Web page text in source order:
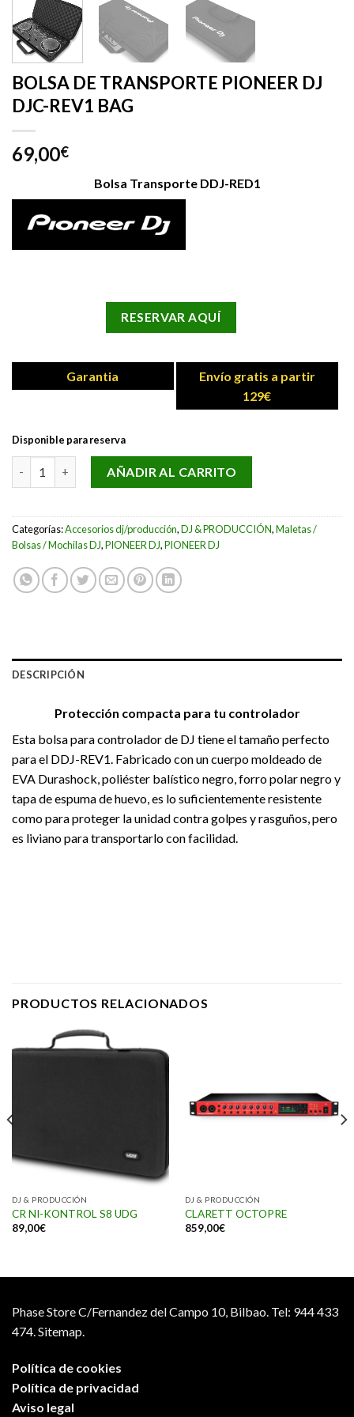
BOLSA DE TRANSPORTE PIONEER DJ
DJC-REV1 BAG
69,00€
Bolsa Transporte DDJ-RED1
RESERVAR AQUÍ
Garantia
Envío gratis a partir
129€
Disponible para reserva
BOLSA DE TRANSPORTE PIONEER DJ DJC-REV1 BAG cantidad
AÑADIR AL CARRITO
Categorías:Accesorios dj/producción,DJ & PRODUCCIÓN,Maletas /
Bolsas / Mochilas DJ,PIONEER DJ,PIONEER DJ
DESCRIPCIÓN
Protección compacta para tu controlador
Esta bolsa para controlador de DJ tiene el tamaño perfecto
para el DDJ-REV1. Fabricado con un cuerpo moldeado de
EVA Durashock, poliéster balístico negro, forro polar negro y
tapa de espuma de huevo, es lo suficientemente resistente
como para proteger la unidad contra golpes y rasguños, pero
es liviano para transportarlo con facilidad.
PRODUCTOS RELACIONADOS
DJ & PRODUCCIÓN
CR NI-KONTROL S8 UDG
89,00€
DJ & PRODUCCIÓN
CLARETT OCTOPRE
859,00€
Phase Store C/Fernandez del Campo 10, Bilbao. Tel: 944 433
474.Sitemap.
Política de cookies
Política de privacidad
Aviso legal